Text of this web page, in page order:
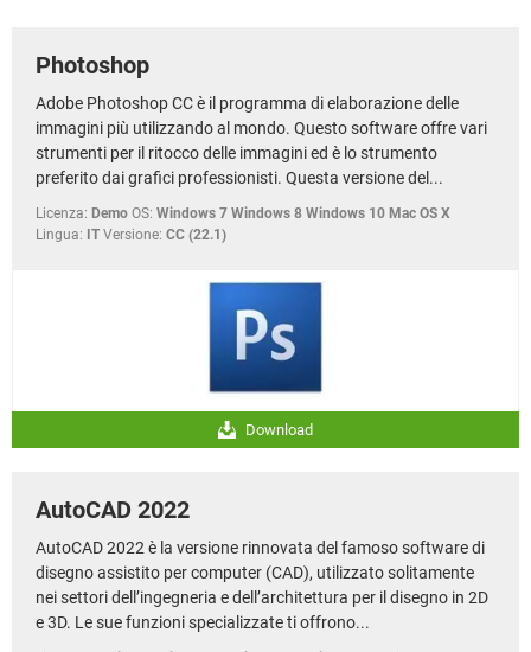
Photoshop
Adobe Photoshop CC è il programma di elaborazione delle
immagini più utilizzando al mondo. Questo software offre vari
strumenti per il ritocco delle immagini ed è lo strumento
preferito dai grafici professionisti. Questa versione del...
Licenza: Demo OS: Windows 7 Windows 8 Windows 10 Mac OS X
Lingua: IT Versione: CC (22.1)
Download
AutoCAD 2022
AutoCAD 2022 è la versione rinnovata del famoso software di
disegno assistito per computer (CAD), utilizzato solitamente
nei settori dell’ingegneria e dell’architettura per il disegno in 2D
e 3D. Le sue funzioni specializzate ti offrono...